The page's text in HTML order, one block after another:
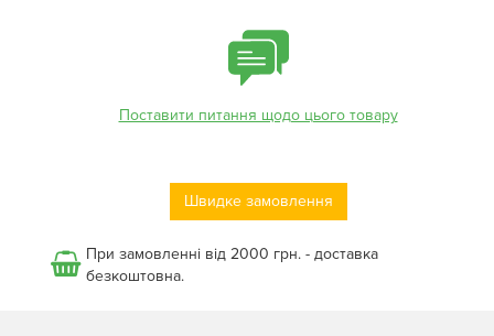
Поставити питання щодо цього товару
Швидке замовлення
При замовленні від 2000 грн. - доставка
безкоштовна.